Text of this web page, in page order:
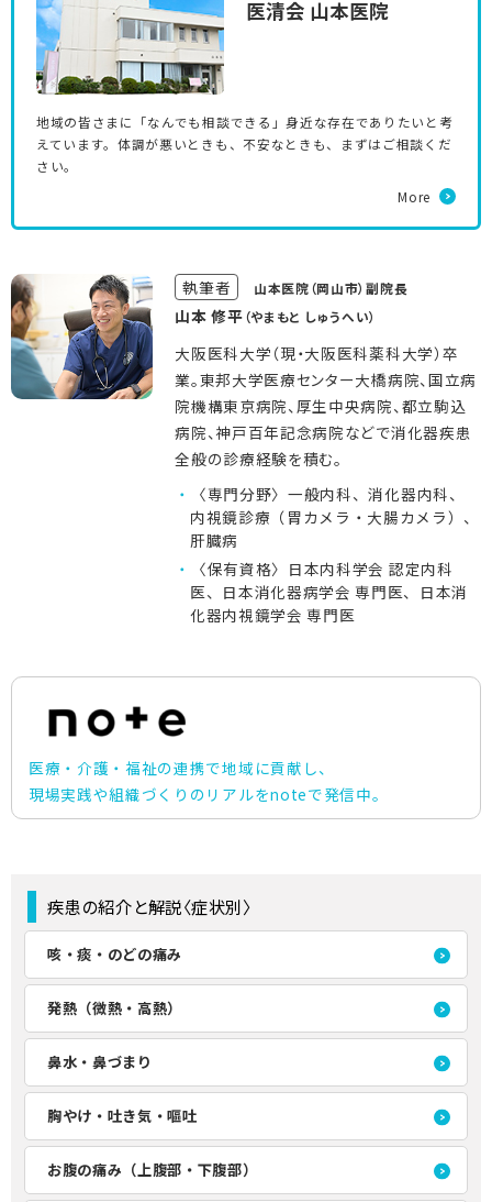
医清会 山本医院
地域の皆さまに「なんでも相談できる」身近な存在でありたいと考
えています。体調が悪いときも、不安なときも、まずはご相談くだ
さい。
More
執筆者 山本医院（岡山市）副院長
山本 修平（やまもと しゅうへい）
大阪医科大学（現・大阪医科薬科大学）卒
業。東邦大学医療センター大橋病院、国立病
院機構東京病院、厚生中央病院、都立駒込
病院、神戸百年記念病院などで消化器疾患
全般の診療経験を積む。
〈専門分野〉一般内科、消化器内科、
内視鏡診療（胃カメラ・大腸カメラ）、
肝臓病
〈保有資格〉日本内科学会 認定内科
医、日本消化器病学会 専門医、日本消
化器内視鏡学会 専門医
医療・介護・福祉の連携で地域に貢献し、
現場実践や組織づくりのリアルをnoteで発信中。
疾患の紹介と解説〈症状別〉
咳・痰・のどの痛み
発熱（微熱・高熱）
鼻水・鼻づまり
胸やけ・吐き気・嘔吐
お腹の痛み（上腹部・下腹部）